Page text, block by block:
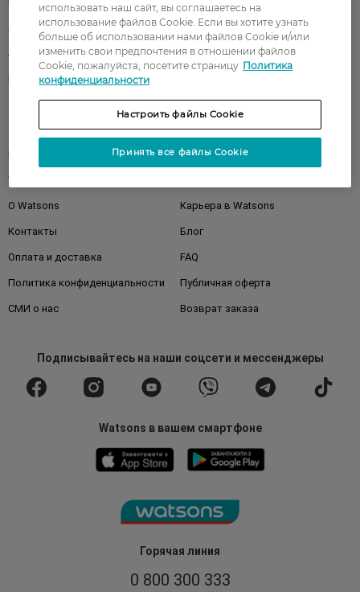
Горячая линия
0 800 300 333
Волосы
Аксессуары Дерматокосметика
Бренды
Клиентам
Магазины
Watsons Club
О Watsons Карьера в Watsons
Контакты Блог
Оплата и доставка FAQ
Политика конфиденциальности Публичная оферта
СМИ о нас Возврат заказа
Подписывайтесьна наши соцсети и мессенджеры
Watsons в вашем смартфоне
использовать наш сайт, вы соглашаетесь на
использование файлов Cookie. Если вы хотите узнать
больше об использовании нами файлов Cookie и/или
изменить свои предпочтения в отношении файлов
Cookie, пожалуйста, посетите страницу Политика
конфиденциальности
Настроить файлы Cookie
Принять все файлы Cookie